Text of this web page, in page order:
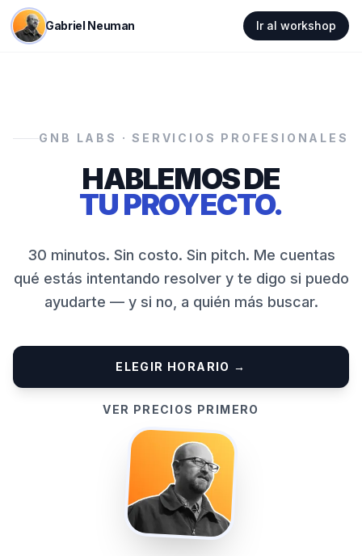
Gabriel Neuman Ir al workshop
GNB LABS · SERVICIOS PROFESIONALES
HABLEMOS DE
TU PROYECTO.
30 minutos. Sin costo. Sin pitch. Me cuentas
qué estás intentando resolver y te digo si puedo
ayudarte — y si no, a quién más buscar.
ELEGIR HORARIO →
VER PRECIOS PRIMERO